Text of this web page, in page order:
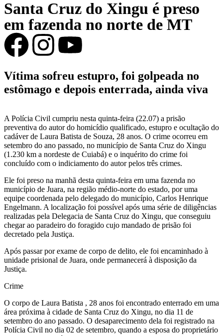
Santa Cruz do Xingu é preso
em fazenda no norte de MT
Vítima sofreu estupro, foi golpeada no
estômago e depois enterrada, ainda viva
A Polícia Civil cumpriu nesta quinta-feira (22.07) a prisão
preventiva do autor do homicídio qualificado, estupro e ocultação do
cadáver de Laura Batista de Souza, 28 anos. O crime ocorreu em
setembro do ano passado, no município de Santa Cruz do Xingu
(1.230 km a nordeste de Cuiabá) e o inquérito do crime foi
concluído com o indiciamento do autor pelos três crimes.
Ele foi preso na manhã desta quinta-feira em uma fazenda no
município de Juara, na região médio-norte do estado, por uma
equipe coordenada pelo delegado do município, Carlos Henrique
Engelmann. A localização foi possível após uma série de diligências
realizadas pela Delegacia de Santa Cruz do Xingu, que conseguiu
chegar ao paradeiro do foragido cujo mandado de prisão foi
decretado pela Justiça.
Após passar por exame de corpo de delito, ele foi encaminhado à
unidade prisional de Juara, onde permanecerá à disposição da
Justiça.
Crime
O corpo de Laura Batista , 28 anos foi encontrado enterrado em uma
área próxima à cidade de Santa Cruz do Xingu, no dia 11 de
setembro do ano passado. O desaparecimento dela foi registrado na
Polícia Civil no dia 02 de setembro, quando a esposa do proprietário